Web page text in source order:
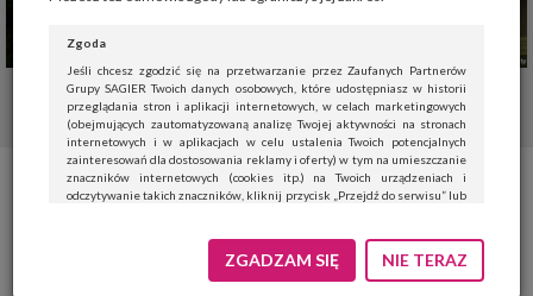
Zgoda
Jeśli chcesz zgodzić się na przetwarzanie przez Zaufanych Partnerów
Grupy SAGIER Twoich danych osobowych, które udostępniasz w historii
przeglądania stron i aplikacji internetowych, w celach marketingowych
(obejmujących zautomatyzowaną analizę Twojej aktywności na stronach
internetowych i w aplikacjach w celu ustalenia Twoich potencjalnych
zainteresowań dla dostosowania reklamy i oferty) w tym na umieszczanie
znaczników internetowych (cookies itp.) na Twoich urządzeniach i
odczytywanie takich znaczników, kliknij przycisk „Przejdź do serwisu” lub
Jeśli nie chcesz wyrazić zgody, kliknij „Nie teraz”.
Wyrażenie zgody jest dobrowolne. Możesz edytować zakres zgody, w tym
ZGADZAM SIĘ NIE TERAZ